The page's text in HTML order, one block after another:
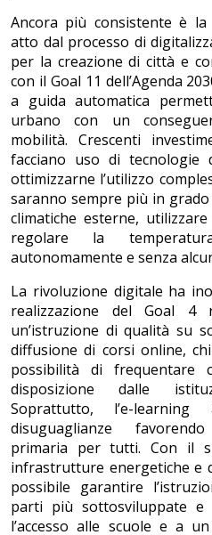
Ancora più consistente è
atto dal processo di
per la creazione di città e
con il Goal 11 dell’Agenda
a guida automatica
urbano con un
mobilità. Crescenti
facciano uso di tecnologie
ottimizzarne l’utilizzo
saranno sempre più in
climatiche esterne,
regolare la
autonomamente e senza
La rivoluzione digitale ha
realizzazione del Goal 4
un’istruzione di qualità su
diffusione di corsi online,
possibilità di frequentare
disposizione dalle
Soprattutto, l’e-
disuguaglianze
primaria per tutti. Con il
infrastrutture energetiche e
possibile garantire
parti più sottosviluppate e
l’accesso alle scuole e a